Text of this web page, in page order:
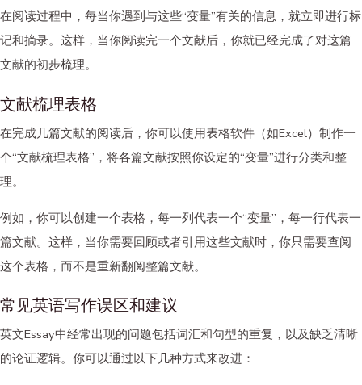
在阅读过程中，每当你遇到与这些“变量”有关的信息，就立即进行标
记和摘录。这样，当你阅读完一个文献后，你就已经完成了对这篇
文献的初步梳理。
文献梳理表格
在完成几篇文献的阅读后，你可以使用表格软件（如Excel）制作一
个“文献梳理表格”，将各篇文献按照你设定的“变量”进行分类和整
理。
例如，你可以创建一个表格，每一列代表一个“变量”，每一行代表一
篇文献。这样，当你需要回顾或者引用这些文献时，你只需要查阅
这个表格，而不是重新翻阅整篇文献。
常见英语写作误区和建议
英文Essay中经常出现的问题包括词汇和句型的重复，以及缺乏清晰
的论证逻辑。你可以通过以下几种方式来改进：